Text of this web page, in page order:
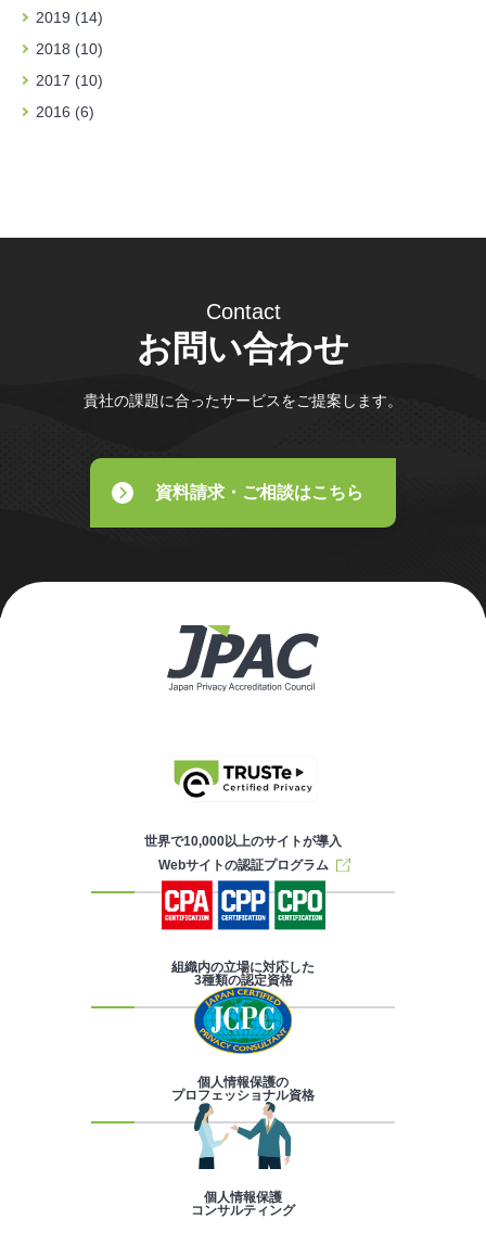
2019 (14)
2018 (10)
2017 (10)
2016 (6)
Contact
お問い合わせ
貴社の課題に合ったサービスをご提案します。
資料請求・ご相談はこちら
世界で10,000以上のサイトが導入
Webサイトの認証プログラム
組織内の立場に対応した
3種類の認定資格
個人情報保護の
プロフェッショナル資格
個人情報保護
コンサルティング